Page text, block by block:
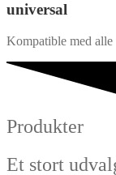
universal
Kompatible med
Produkter
Et stort